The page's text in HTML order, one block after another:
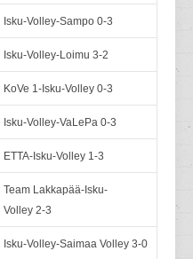
Isku-Volley-Sampo 0-3
Isku-Volley-Loimu 3-2
KoVe 1-Isku-Volley 0-3
Isku-Volley-VaLePa 0-3
ETTA-Isku-Volley 1-3
Team Lakkapää-Isku-
Volley 2-3
Isku-Volley-Saimaa Volley 3-0